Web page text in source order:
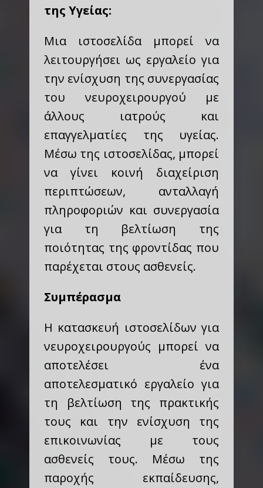
της Υγείας:
Μια ιστοσελίδα μπορεί να
λειτουργήσει ως εργαλείο για
την ενίσχυση της συνεργασίας
του νευροχειρουργού με
άλλους ιατρούς και
επαγγελματίες της υγείας.
Μέσω της ιστοσελίδας, μπορεί
να γίνει κοινή διαχείριση
περιπτώσεων, ανταλλαγή
πληροφοριών και συνεργασία
για τη βελτίωση της
ποιότητας της φροντίδας που
παρέχεται στους ασθενείς.
Συμπέρασμα
Η κατασκευή ιστοσελίδων για
νευροχειρουργούς μπορεί να
αποτελέσει ένα
αποτελεσματικό εργαλείο για
τη βελτίωση της πρακτικής
τους και την ενίσχυση της
επικοινωνίας με τους
ασθενείς τους. Μέσω της
παροχής εκπαίδευσης,